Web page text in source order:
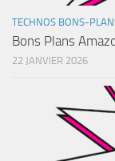
TECHNOS BONS-
Bons Plans
22 JANVIER 2026